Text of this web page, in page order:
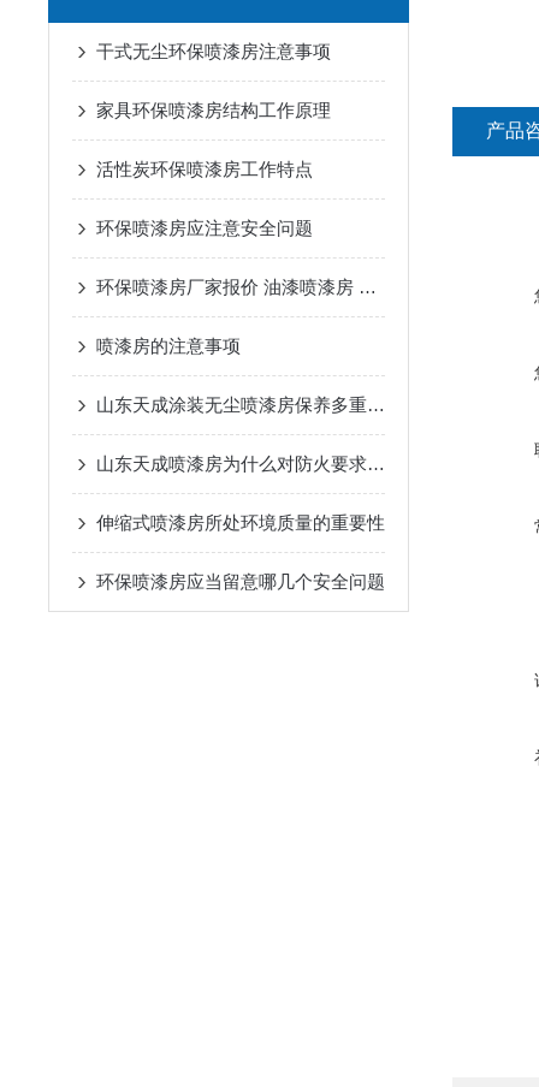
干式无尘环保喷漆房注意事项
家具环保喷漆房结构工作原理
活性炭环保喷漆房工作特点
环保喷漆房应注意安全问题
环保喷漆房厂家报价 油漆喷漆房 安全性高
喷漆房的注意事项
山东天成涂装无尘喷漆房保养多重要你知道吗
山东天成喷漆房为什么对防火要求那么高
伸缩式喷漆房所处环境质量的重要性
环保喷漆房应当留意哪几个安全问题
产品